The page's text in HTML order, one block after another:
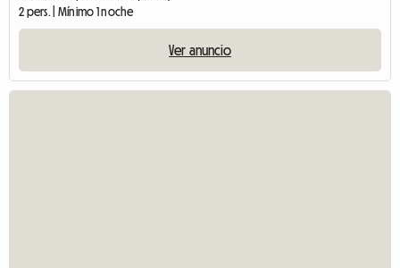
2 pers. | Mínimo 1 noche
Ver anuncio